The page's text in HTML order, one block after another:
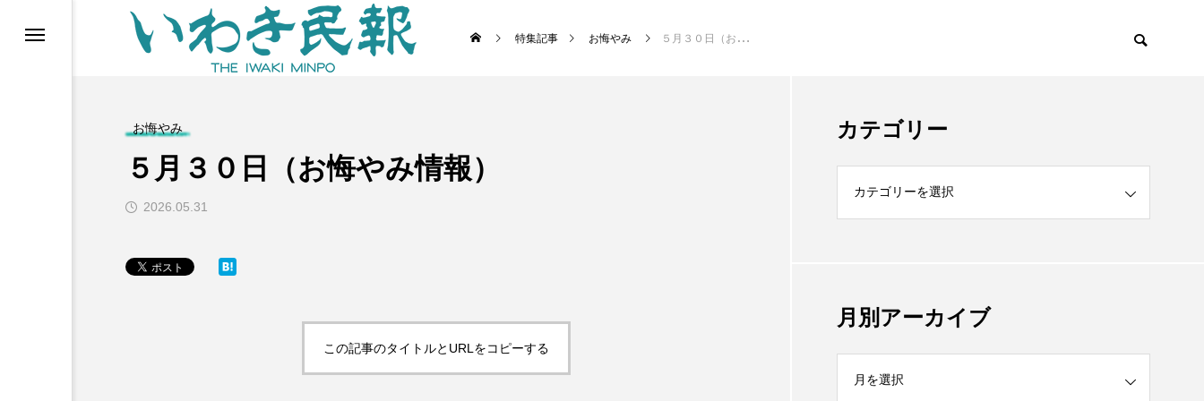
特集記事 お悔やみ ５月３０日（お悔やみ情報）
お悔やみ
５月３０日（お悔やみ情報）
2026.05.31
この記事のタイトルとURLをコピーする
カテゴリー
月別アーカイブ